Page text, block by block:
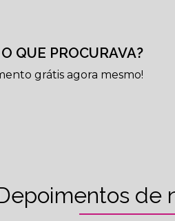
QUE PROCURAVA?
grátis agora mesmo!
de